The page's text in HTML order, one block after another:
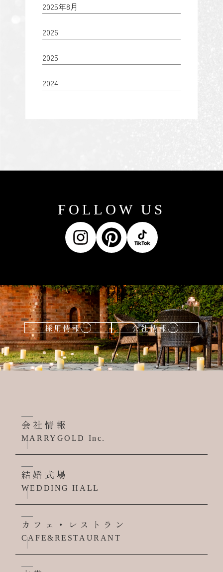
2025年8月
2026
2025
2024
FOLLOW US
採用情報 会社情報
会社情報
MARRYGOLD Inc.
結婚式場
WEDDING HALL
カフェ・レストラン
CAFE&RESTAURANT